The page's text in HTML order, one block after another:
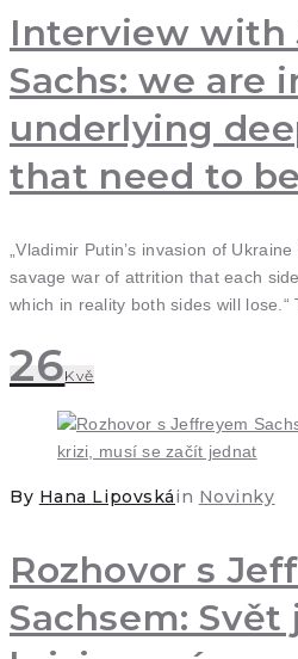
Interview with
Sachs: we are
underlying
that need to
„Vladimir Putin’s invasion of
savage war of attrition that each
which in reality both sides will
26Kvě
By Hana Lipovskáin Novinky
Rozhovor s
Sachsem: